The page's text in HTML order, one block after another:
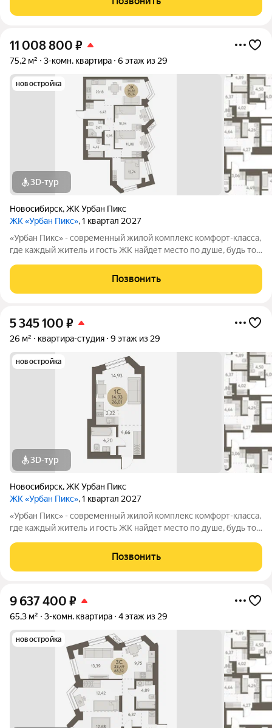
точкой притяжения,
11 008 800 ₽
75,2 м² 3-комн. квартира 6 этаж из 29
новостройка
3D-тур
Новосибирск,ЖК Урбан Пикс
ЖК «Урбан Пикс», 1 квартал 2027
«Урбан Пикс» - cовременный жилой комплекс комфорт-класса,
где каждый житель и гость ЖК найдет место по душе, будь то
дерева. Дома, объединенные одной концепцией, станут
точкой притяжения,
Позвонить
5 345 100 ₽
26 м² квартира-студия 9 этаж из 29
новостройка
3D-тур
Новосибирск,ЖК Урбан Пикс
ЖК «Урбан Пикс», 1 квартал 2027
«Урбан Пикс» - cовременный жилой комплекс комфорт-класса,
где каждый житель и гость ЖК найдет место по душе, будь то
дерева. Дома, объединенные одной концепцией, станут
точкой притяжения,
Позвонить
9 637 400 ₽
65,3 м² 3-комн. квартира 4 этаж из 29
новостройка